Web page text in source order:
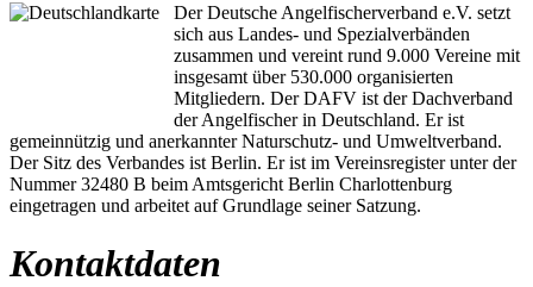
Der Deutsche Angelfischerverband e.V. setzt
sich aus Landes- und Spezialverbänden
zusammen und vereint rund 9.000 Vereine mit
insgesamt über 530.000 organisierten
Mitgliedern. Der DAFV ist der Dachverband
der Angelfischer in Deutschland. Er ist
gemeinnützig und anerkannter Naturschutz- und Umweltverband.
Der Sitz des Verbandes ist Berlin. Er ist im Vereinsregister unter der
Nummer 32480 B beim Amtsgericht Berlin Charlottenburg
eingetragen und arbeitet auf Grundlage seiner Satzung.
Kontaktdaten